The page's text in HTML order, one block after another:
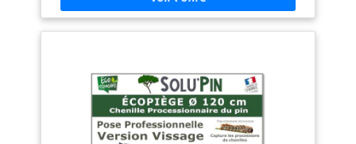
entreprise française
spécialisée dans la lutte